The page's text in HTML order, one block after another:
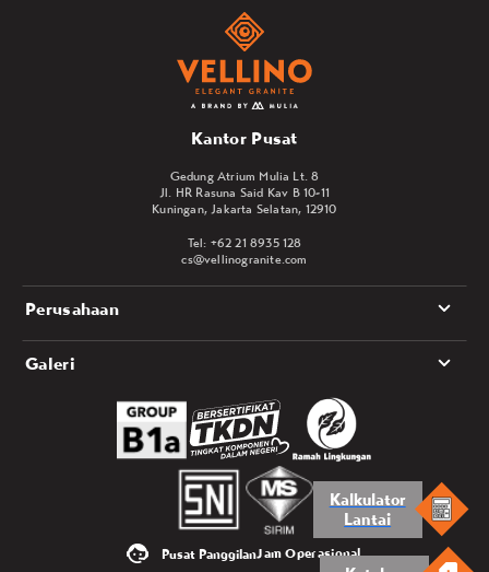
Kalkulator
Lantai
Kantor Pusat
Gedung Atrium Mulia Lt. 8
Jl. HR Rasuna Said Kav B 10-11
Kuningan, Jakarta Selatan, 12910
Tel: +62 21 8935 128
cs@vellinogranite.com
Perusahaan
Galeri
Pusat PanggilanJam Operasional